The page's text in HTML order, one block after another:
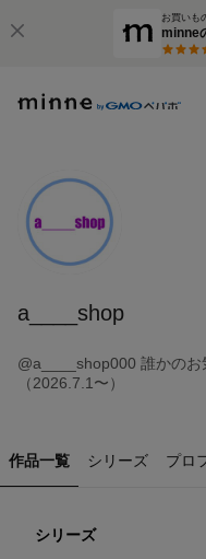
お買いも
minne
a____shop
@a____shop000 誰かの
（2026.7.1〜）
作品一覧 シリーズ プロ
シリーズ